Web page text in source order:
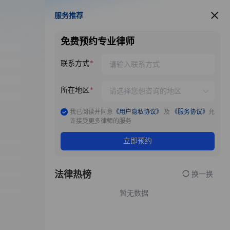
服务推荐
服务推荐
免费预约专业律师
联系方式
所在地区
我已阅读并同意 《用户隐私协议》 及 《服务协议》 允
许接受更多律师的服务
立即预约
法律热榜 换一换
暂无数据